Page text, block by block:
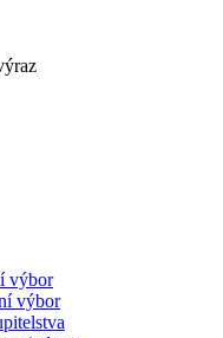
výbor
výbor